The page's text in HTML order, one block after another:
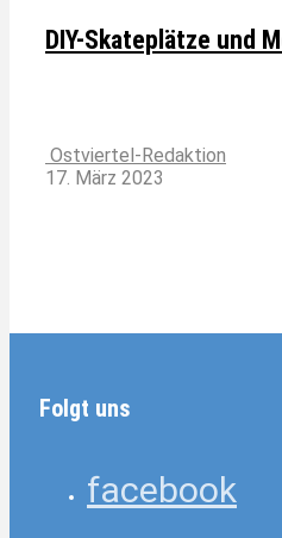
DIY-Skateplätze und
Ostviertel-Redaktion
17. März 2023
Folgt uns
facebook